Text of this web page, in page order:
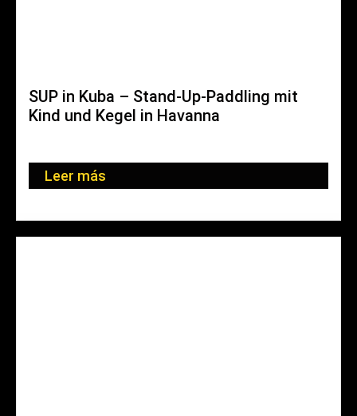
SUP in Kuba – Stand-Up-Paddling mit
Kind und Kegel in Havanna
Leer más